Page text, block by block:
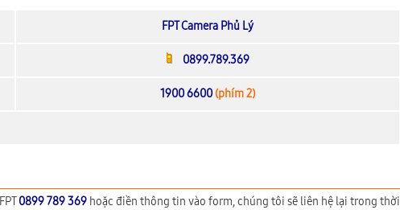
FPT Camera Phủ Lý
0899.789.369
1900 6600 (phím 2)
0899 789 369 hoặc điền thông tin vào form, chúng tôi sẽ liên hệ lại trong thời